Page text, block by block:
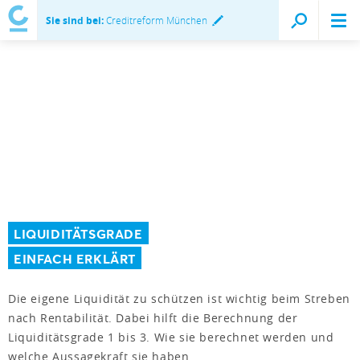
Sie sind bei:Creditreform München
LIQUIDITÄTSGRADE
EINFACH ERKLÄRT
Die eigene Liquidität zu schützen ist wichtig beim Streben
nach Rentabilität. Dabei hilft die Berechnung der
Liquiditätsgrade 1 bis 3. Wie sie berechnet werden und
welche Aussagekraft sie haben.